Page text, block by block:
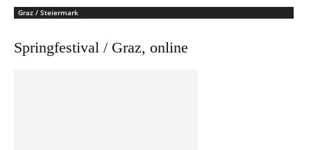
Graz / Steiermark
Springfestival / Graz, online